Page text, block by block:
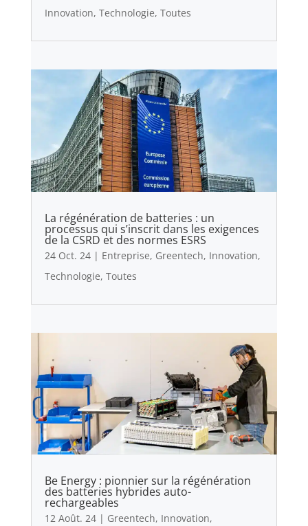
Innovation, Technologie, Toutes
La régénération de batteries : un
processus qui s’inscrit dans les exigences
de la CSRD et des normes ESRS
24 Oct. 24| Entreprise, Greentech, Innovation,
Technologie, Toutes
Be Energy : pionnier sur la régénération
des batteries hybrides auto-
rechargeables
12 Août. 24| Greentech, Innovation,